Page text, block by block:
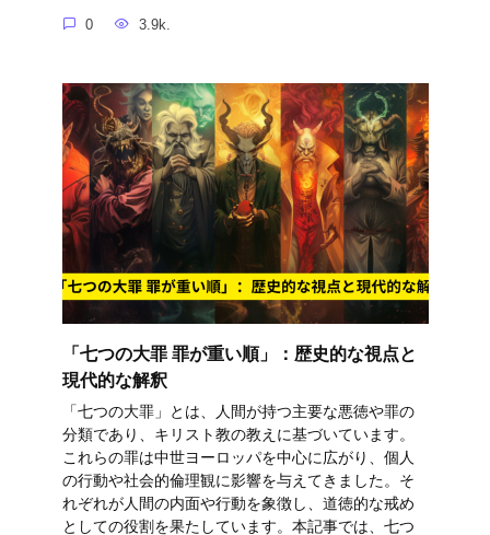
0 3.9k.
「七つの大罪 罪が重い順」：歴史的な視点と
現代的な解釈
「七つの大罪」とは、人間が持つ主要な悪徳や罪の
分類であり、キリスト教の教えに基づいています。
これらの罪は中世ヨーロッパを中心に広がり、個人
の行動や社会的倫理観に影響を与えてきました。そ
れぞれが人間の内面や行動を象徴し、道徳的な戒め
としての役割を果たしています。本記事では、七つ